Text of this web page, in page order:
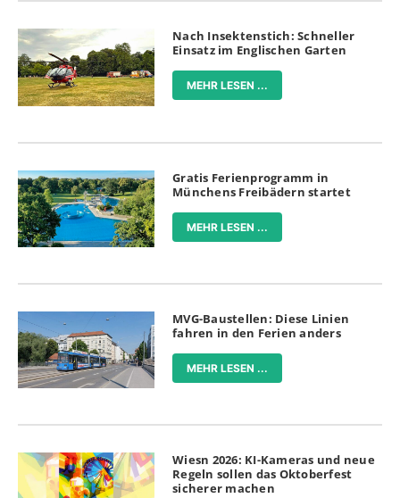
Nach Insektenstich: Schneller
Einsatz im Englischen Garten
MEHR LESEN ...
Gratis Ferienprogramm in
Münchens Freibädern startet
MEHR LESEN ...
MVG-Baustellen: Diese Linien
fahren in den Ferien anders
MEHR LESEN ...
Wiesn 2026: KI-Kameras und neue
Regeln sollen das Oktoberfest
sicherer machen